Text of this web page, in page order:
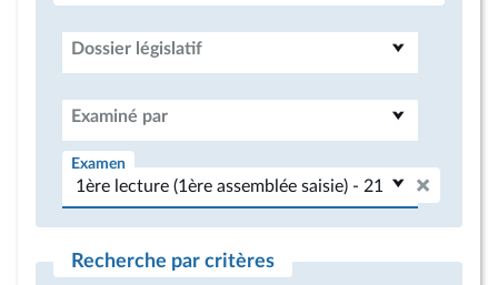
Dossier législatif
Examiné par
Examen
Recherche par critères